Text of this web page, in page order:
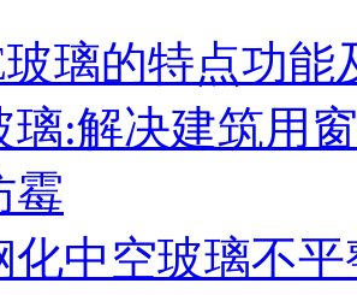
璃的特点功能
璃:解决建筑用
霉
化中空玻璃不